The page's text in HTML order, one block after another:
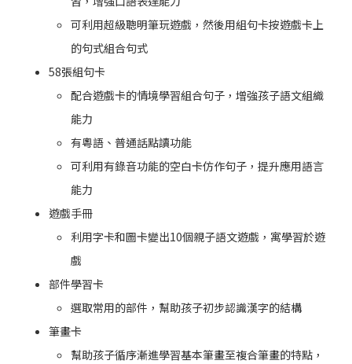
可利用超級聰明筆玩遊戲，然後用組句卡按遊戲卡上
的句式組合句式
58張組句卡
配合遊戲卡的情境學習組合句子，增強孩子語文組織
能力
有粵語、普通話點讀功能
可利用有錄音功能的空白卡仿作句子，提升應用語言
能力
遊戲手冊
利用字卡和圖卡變出10個親子語文遊戲，寓學習於遊
戲
部件學習卡
選取常用的部件，幫助孩子初步認識漢字的結構
筆畫卡
幫助孩子循序漸進學習基本筆畫至複合筆畫的特點，